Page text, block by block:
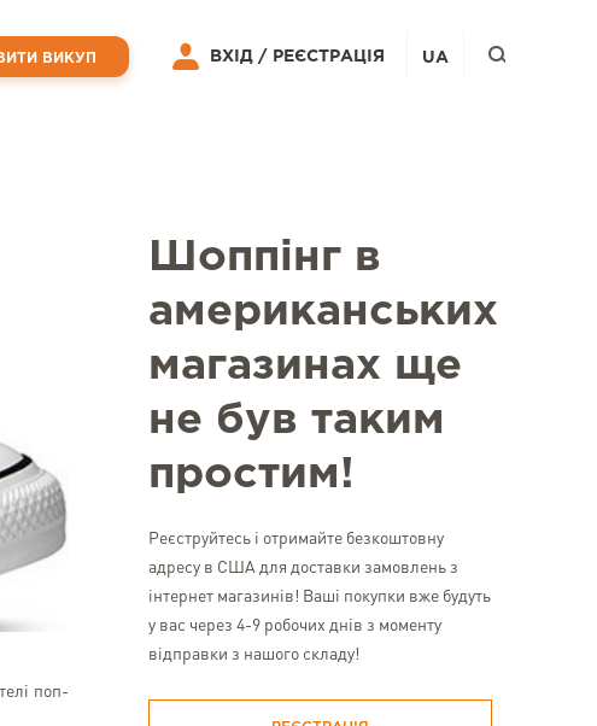
поп-
Шоппінг в
американських
магазинах ще
не був таким
простим!
Реєструйтесь і отримайте безкоштовну
адресу в США для доставки замовлень з
інтернет магазинів! Ваші покупки вже будуть
у вас через 4-9 робочих днів з моменту
відправки з нашого складу!
ВИКУП ВХІД / РЕЄСТРАЦІЯ UA